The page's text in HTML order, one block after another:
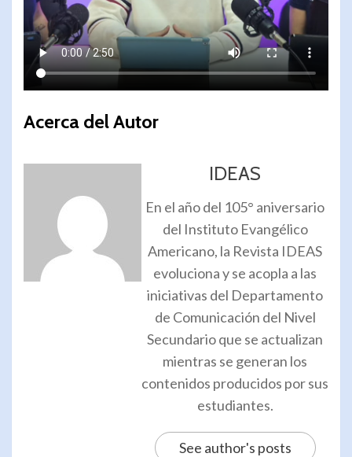
Acerca del Autor
IDEAS
En el año del 105° aniversario
del Instituto Evangélico
Americano, la Revista IDEAS
evoluciona y se acopla a las
iniciativas del Departamento
de Comunicación del Nivel
Secundario que se actualizan
mientras se generan los
contenidos producidos por sus
estudiantes.
See author's posts